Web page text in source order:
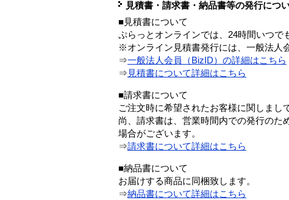
見積書・請求書・納品書等の発行につ
■見積書について
ぷらっとオンラインでは、24時間いつで
※オンライン見積書発行には、一般法人
⇒一般法人会員（BizID）の詳細はこちら
⇒ 見積書について詳細はこちら
■請求書について
ご注文時に希望されたお客様に関しまし
尚、請求書は、営業時間内での発行のた
場合がございます。
⇒請求書について詳細はこちら
■納品書について
お届けする商品に同梱致します。
⇒納品書について詳細はこちら